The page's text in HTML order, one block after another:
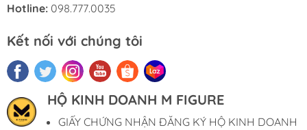
Hotline: 098.777.0035
Kết nối với chúng tôi
HỘ KINH DOANH M FIGURE
GIẤY CHỨNG NHẬN ĐĂNG KÝ HỘ KINH DOANH